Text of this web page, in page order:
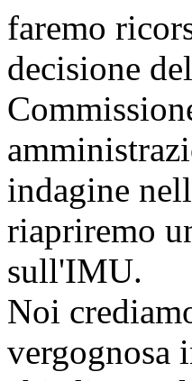
faremo
decisione
indagine
riapriremo
sull'IMU.
Noi
vergognosa